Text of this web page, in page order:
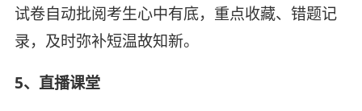
试卷自动批阅考生心中有底，重点收藏、错题记
录，及时弥补短温故知新。
5、直播课堂